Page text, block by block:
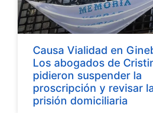
Causa Vialidad en
Los abogados de
pidieron suspender la
proscripción y revisar
prisión domiciliaria